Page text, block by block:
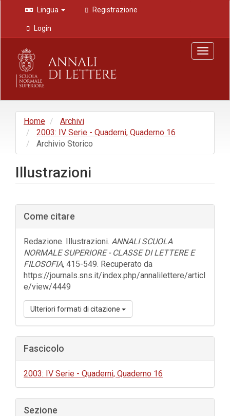
Navigazione
principale
Contenuto
principale
Barra
laterale
Lingua Registrazione
Login
Toggle
Home
Archivi
2003: IV Serie - Quaderni, Quaderno 16
Archivio Storico
Illustrazioni
Barra
laterale
dell'articolo
Come citare
Redazione. Illustrazioni. ANNALI SCUOLA
NORMALE SUPERIORE - CLASSE DI LETTERE E
FILOSOFIA, 415-549. Recuperato da
https://journals.sns.it/index.php/annalilettere/articl
e/view/4449
Ulteriori formati di citazione
Fascicolo
2003: IV Serie - Quaderni, Quaderno 16
Sezione